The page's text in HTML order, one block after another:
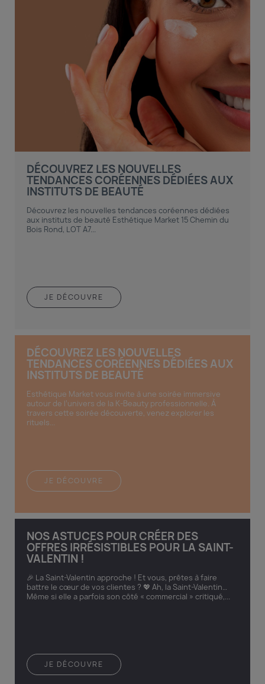
DÉCOUVREZ LES NOUVELLES
TENDANCES CORÉENNES DÉDIÉES AUX
INSTITUTS DE BEAUTÉ
Découvrez les nouvelles tendances coréennes dédiées
aux instituts de beauté Esthétique Market 15 Chemin du
Bois Rond, LOT A7...
JE DÉCOUVRE
DÉCOUVREZ LES NOUVELLES
TENDANCES CORÉENNES DÉDIÉES AUX
INSTITUTS DE BEAUTÉ
Esthétique Market vous invite à une soirée immersive
autour de l’univers de la K-Beauty professionnelle. À
travers cette soirée découverte, venez explorer les
rituels...
JE DÉCOUVRE
NOS ASTUCES POUR CRÉER DES
OFFRES IRRÉSISTIBLES POUR LA SAINT-
VALENTIN !
🎉 La Saint-Valentin approche ! Et vous, prêtes à faire
battre le cœur de vos clientes ? 💖 Ah, la Saint-Valentin…
Même si elle a parfois son côté « commercial » critiqué,...
JE DÉCOUVRE